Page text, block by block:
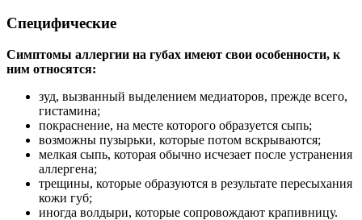
Специфические
Симптомы аллергии на губах имеют свои особенности, к
ним относятся:
зуд, вызванный выделением медиаторов, прежде всего,
гистамина;
покраснение, на месте которого образуется сыпь;
возможны пузырьки, которые потом вскрываются;
мелкая сыпь, которая обычно исчезает после устранения
аллергена;
трещины, которые образуются в результате пересыхания
кожи губ;
иногда волдыри, которые сопровождают крапивницу.